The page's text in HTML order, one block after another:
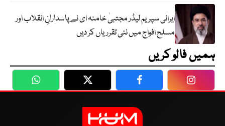
ایرانی سپریم لیڈر مجتبیٰ خامنہ ای نے پاسدارانِ انقلاب اور
مسلح افواج میں نئی تقرریاں کر دیں
ہمیں فالو کریں
WhatsApp Twitter Facebook